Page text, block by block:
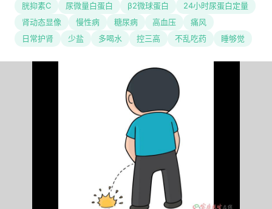
胱抑素C
尿微量白蛋白 β2微球蛋白
24小时尿蛋白定量
肾动态显像
慢性病 糖尿病 高血压
痛风
日常护肾
少盐 多喝水 控三高 不乱吃药 睡够觉